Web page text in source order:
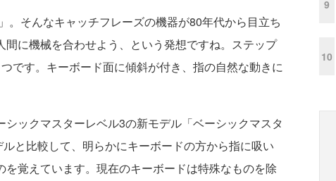
そんなキャッチフレーズの機器が80年代から目立ち
に機械を合わせよう、という発想ですね。ステップ
です。キーボード面に傾斜が付き、指の自然な動きに
ックマスターレベル3の新モデル「ベーシックマスタ
と比較して、明らかにキーボードの方から指に吸い
覚えています。現在のキーボードは特殊なものを除
9
10